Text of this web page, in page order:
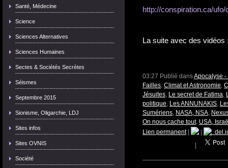
Santé, Médecine
Science
Sciences Alternatives
Sciences Humaines
Sectes & Sociétés Secrètes
Séismes
Septembre 2015
Sionisme, Oligarchie, LDJ
Sites infos
Sites OVNIS
Société
http://conspiration.ca/
La suite avec des
03:27 Publié dansApocalyse
Failles, Climat et Astronomie,
Jésuites, Le secret de Fatima,
politique, Les ANNUNAKIS,
Sumériens, NASA, NSA,
On nous cache tout, USA,
Lien permanent|